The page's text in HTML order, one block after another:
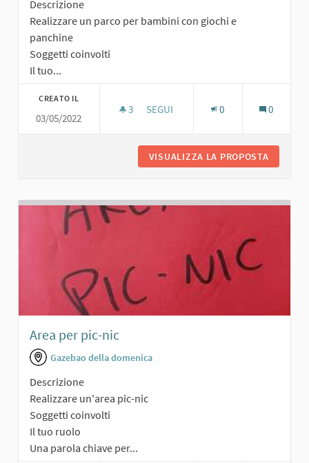
Descrizione
Realizzare un parco per bambini con giochi e
panchine
Soggetti coinvolti
Il tuo...
CREATO IL
03/05/2022
3 3 SOSTENITORI
SEGUI 0 0
VISUALIZZA LA PROPOSTA
Area per pic-nic
Gazebao della domenica
Descrizione
Realizzare un'area pic-nic
Soggetti coinvolti
Il tuo ruolo
Una parola chiave per...